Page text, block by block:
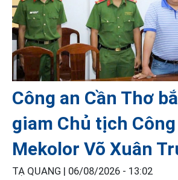
Công an Cần Thơ
giam Chủ tịch
Mekolor Võ Xuân
TẠ QUANG | 06/08/2026 - 13:02